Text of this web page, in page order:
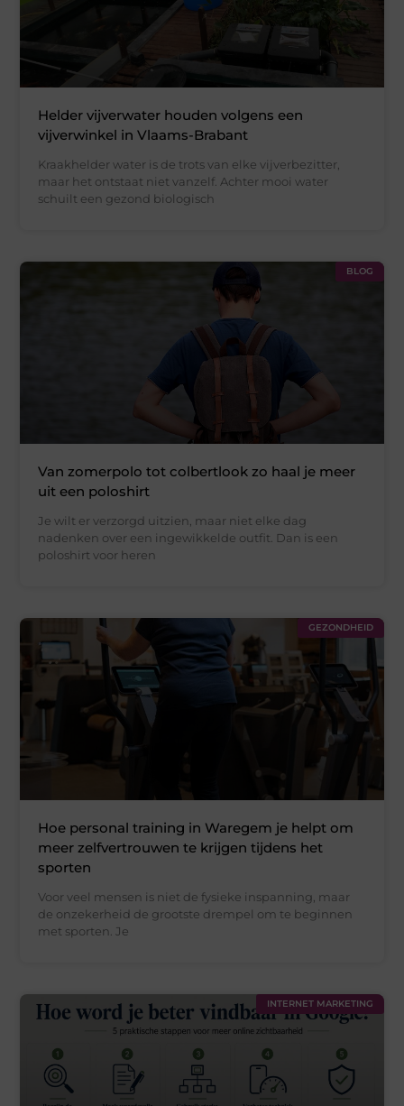
Helder vijverwater houden volgens een
vijverwinkel in Vlaams-Brabant
Kraakhelder water is de trots van elke vijverbezitter,
maar het ontstaat niet vanzelf. Achter mooi water
schuilt een gezond biologisch
BLOG
Van zomerpolo tot colbertlook zo haal je meer
uit een poloshirt
Je wilt er verzorgd uitzien, maar niet elke dag
nadenken over een ingewikkelde outfit. Dan is een
poloshirt voor heren
GEZONDHEID
Hoe personal training in Waregem je helpt om
meer zelfvertrouwen te krijgen tijdens het
sporten
Voor veel mensen is niet de fysieke inspanning, maar
de onzekerheid de grootste drempel om te beginnen
met sporten. Je
INTERNET MARKETING